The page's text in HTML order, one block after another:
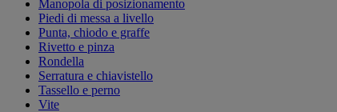
Manopola di posizionamento
Piedi di messa a livello
Punta, chiodo e graffe
Rivetto e pinza
Rondella
Serratura e chiavistello
Tassello e perno
Vite